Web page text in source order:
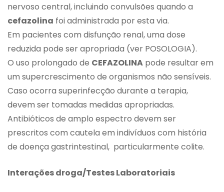
nervoso central, incluindo convulsões quando a
cefazolina foi administrada por esta via.
Em pacientes com disfunção renal, uma dose
reduzida pode ser apropriada (ver POSOLOGIA).
O uso prolongado de CEFAZOLINA pode resultar em
um supercrescimento de organismos não sensíveis.
Caso ocorra superinfecção durante a terapia,
devem ser tomadas medidas apropriadas.
Antibióticos de amplo espectro devem ser
prescritos com cautela em indivíduos com história
de doença gastrintestinal, particularmente colite.
Interações droga/Testes Laboratoriais